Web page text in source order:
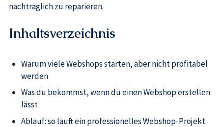
nachträglich zu reparieren.
Inhaltsverzeichnis
Warum viele Webshops starten, aber nicht profitabel
werden
Was du bekommst, wenn du einen Webshop erstellen
lässt
Ablauf: so läuft ein professionelles Webshop-Projekt